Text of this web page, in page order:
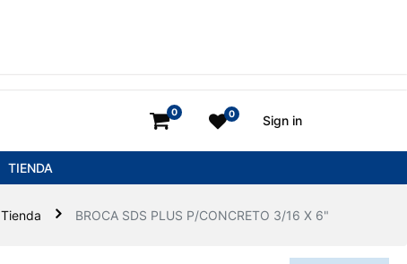
0 0 Sign in
TIENDA
Tienda BROCA SDS PLUS P/CONCRETO 3/16 X 6"